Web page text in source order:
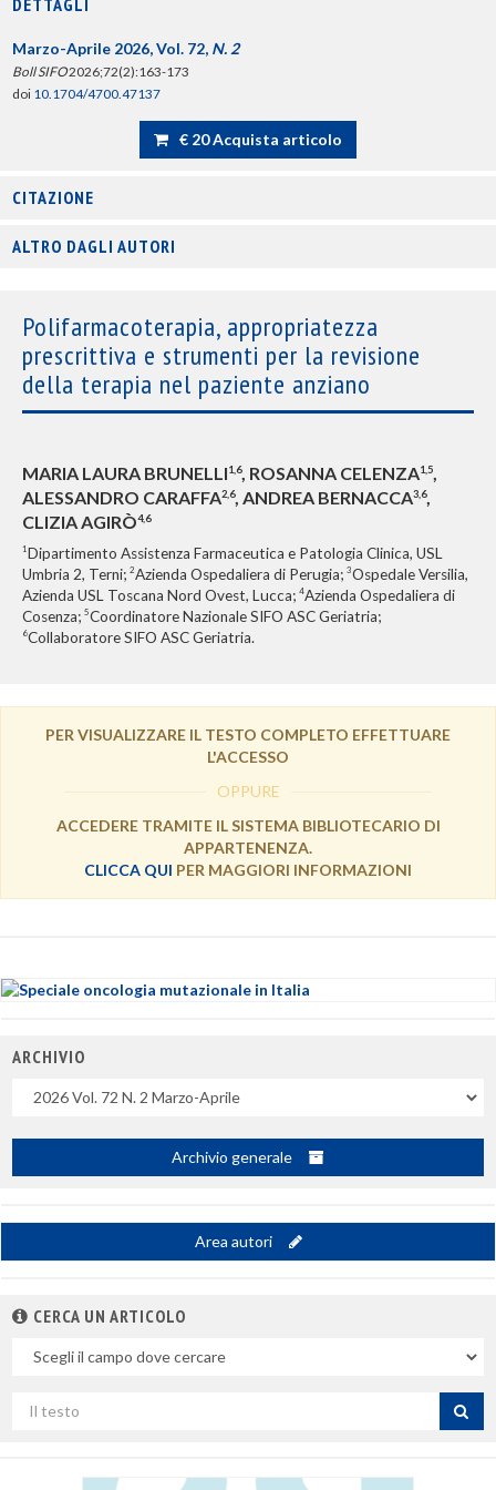
DETTAGLI
Marzo-Aprile 2026, Vol. 72, N. 2
Boll SIFO2026;72(2):163-173
doi 10.1704/4700.47137
€ 20 Acquista articolo
CITAZIONE
ALTRO DAGLI AUTORI
Polifarmacoterapia, appropriatezza
prescrittiva e strumenti per la revisione
della terapia nel paziente anziano
MARIA LAURA BRUNELLI1,6, ROSANNA CELENZA1,5
ALESSANDRO CARAFFA2,6, ANDREA BERNACCA3,6,
CLIZIA AGIRÒ4,6
1Dipartimento Assistenza Farmaceutica e Patologia Clinica, USL
Umbria 2, Terni; 2Azienda Ospedaliera di Perugia; 3Ospedale Versilia,
Azienda USL Toscana Nord Ovest, Lucca; 4Azienda Ospedaliera di
Cosenza; 5Coordinatore Nazionale SIFO ASC Geriatria;
6Collaboratore SIFO ASC Geriatria.
PER VISUALIZZARE IL TESTO COMPLETO EFFETTUARE
L'ACCESSO
OPPURE
ACCEDERE TRAMITE IL SISTEMA BIBLIOTECARIO DI
APPARTENENZA.
CLICCA QUI PER MAGGIORI INFORMAZIONI
ARCHIVIO
Uscite
Archivio generale
Area autori
CERCA UN ARTICOLO
Nel
Cerca